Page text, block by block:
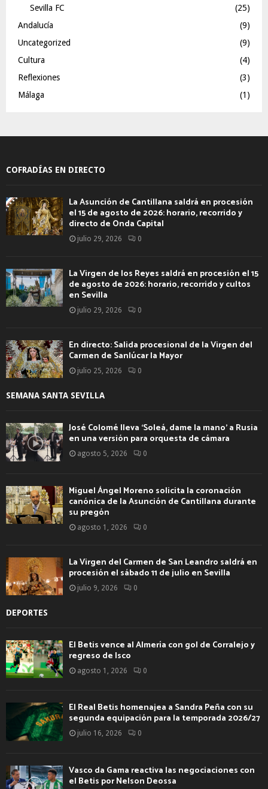
Sevilla FC
(25)
Andalucía
(9)
Uncategorized
(9)
Cultura
(4)
Reflexiones
(3)
Málaga
(1)
COFRADÍAS EN DIRECTO
La Asunción de Cantillana saldrá en procesión
el 15 de agosto de 2026: horario, recorrido y
directo de Onda Capital
julio 29, 2026 0
La Virgen de los Reyes saldrá en procesión el 15
de agosto de 2026: horario, recorrido y cultos
en Sevilla
julio 29, 2026 0
En directo: Salida procesional de la Virgen del
Carmen de Sanlúcar la Mayor
julio 25, 2026 0
SEMANA SANTA SEVILLA
José Colomé lleva ‘Soleá, dame la mano’ a Rusia
en una versión para orquesta de cámara
agosto 5, 2026 0
Miguel Ángel Moreno solicita la coronación
canónica de la Asunción de Cantillana durante
su pregón
agosto 1, 2026 0
La Virgen del Carmen de San Leandro saldrá en
procesión el sábado 11 de julio en Sevilla
julio 9, 2026 0
DEPORTES
El Betis vence al Almería con gol de Corralejo y
regreso de Isco
agosto 1, 2026 0
El Real Betis homenajea a Sandra Peña con su
segunda equipación para la temporada 2026/27
julio 16, 2026 0
Vasco da Gama reactiva las negociaciones con
el Betis por Nelson Deossa